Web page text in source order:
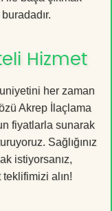
Hizmet
her zaman
Akrep İlaçlama
fiyatlarla sunarak
Sağlığınız
istiyorsanız,
alın!